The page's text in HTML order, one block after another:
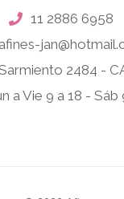
11 2886 6958
afines-
2484 -
a Vie 9 a 18 - Sáb